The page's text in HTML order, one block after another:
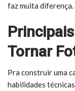
faz muita diferença.
Tornar
Pra construir uma
habilidades